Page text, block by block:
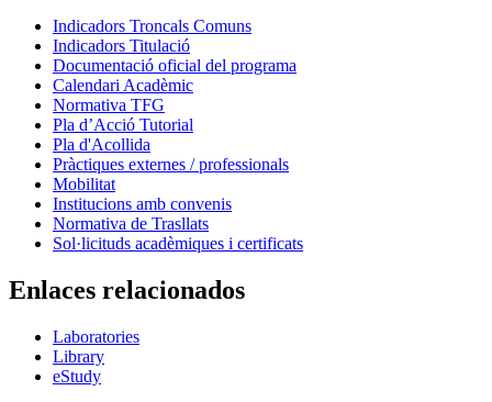
Indicadors Troncals Comuns
Indicadors Titulació
Documentació oficial del programa
Calendari Acadèmic
Normativa TFG
Pla d’Acció Tutorial
Pla d'Acollida
Pràctiques externes / professionals
Mobilitat
Institucions amb convenis
Normativa de Trasllats
Sol·licituds acadèmiques i certificats
Enlaces relacionados
Laboratories
Library
eStudy